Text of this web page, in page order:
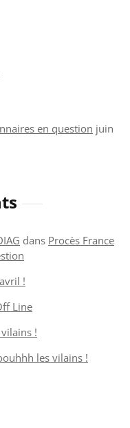
en question juin
dans Procès France
!
Line
!
les vilains !